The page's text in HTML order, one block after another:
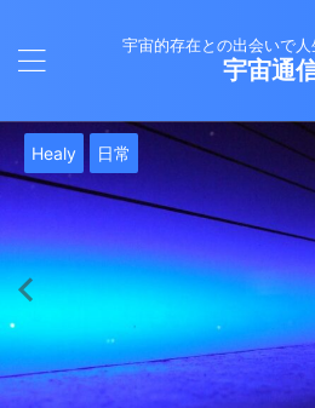
宇宙的存在との出会いで人
宇宙通
日常 津留晃一
バシャール 津留晃一
Healy 日常
バシャール
日常
日常
Healy 日常 津留晃一
日常
Healy 日常
日常